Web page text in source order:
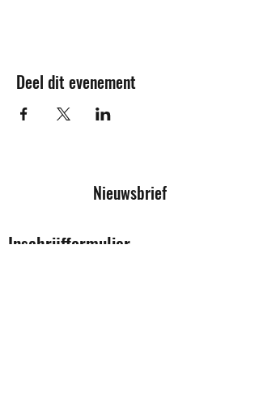
Deel dit evenement
Nieuwsbrief
Inschrijfformulier